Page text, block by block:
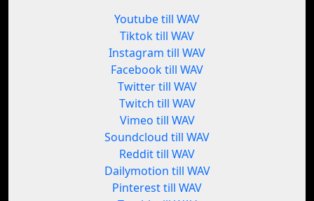
Youtube till WAV
Tiktok till WAV
Instagram till WAV
Facebook till WAV
Twitter till WAV
Twitch till WAV
Vimeo till WAV
Soundcloud till WAV
Reddit till WAV
Dailymotion till WAV
Pinterest till WAV